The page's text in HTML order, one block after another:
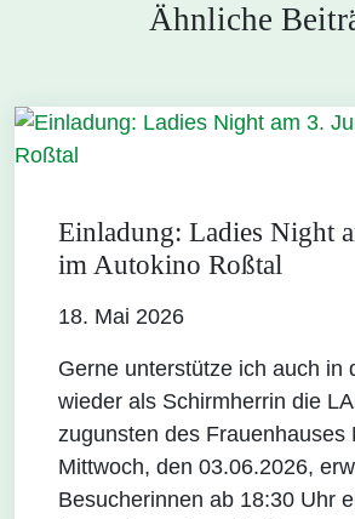
Ähnliche
Einladung: Ladies Night
im Autokino Roßtal
18. Mai 2026
Gerne unterstütze ich auch in
wieder als Schirmherrin die
zugunsten des Frauenhauses
Mittwoch, den 03.06.2026,
Besucherinnen ab 18:30 Uhr